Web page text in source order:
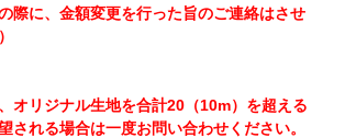
際に、金額変更を行った旨のご連絡はさせ
オリジナル生地を合計20（10m）を超える
される場合は一度お問い合わせください。